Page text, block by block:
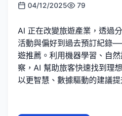
04/12/2025 79
AI 正在改變旅遊產業，透
活動與偏好到過去預訂紀錄
遊推薦。利用機器學習、自
察，AI 幫助旅客快速找到理
以更智慧、數據驅動的建議提